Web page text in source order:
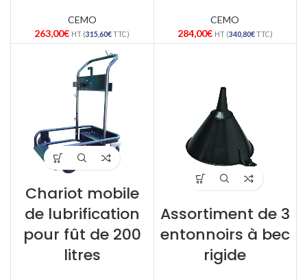
CEMO
263,00€ HT (315,60€TTC)
CEMO
284,00€ HT (340,80€TTC)
Chariot mobile
de lubrification
pour fût de 200
litres
Assortiment de 3
entonnoirs à bec
rigide